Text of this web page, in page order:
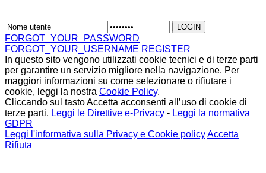
FORGOT_YOUR_PASSWORD
FORGOT_YOUR_USERNAME REGISTER
In questo sito vengono utilizzati cookie tecnici e di terze parti
per garantire un servizio migliore nella navigazione. Per
maggiori informazioni su come selezionare o rifiutare i
cookie, leggi la nostra Cookie Policy.
Cliccando sul tasto Accetta acconsenti all’uso di cookie di
terze parti. Leggi le Direttive e-Privacy - Leggi la normativa
GDPR
Leggi l'informativa sulla Privacy e Cookie policyAccetta
Rifiuta